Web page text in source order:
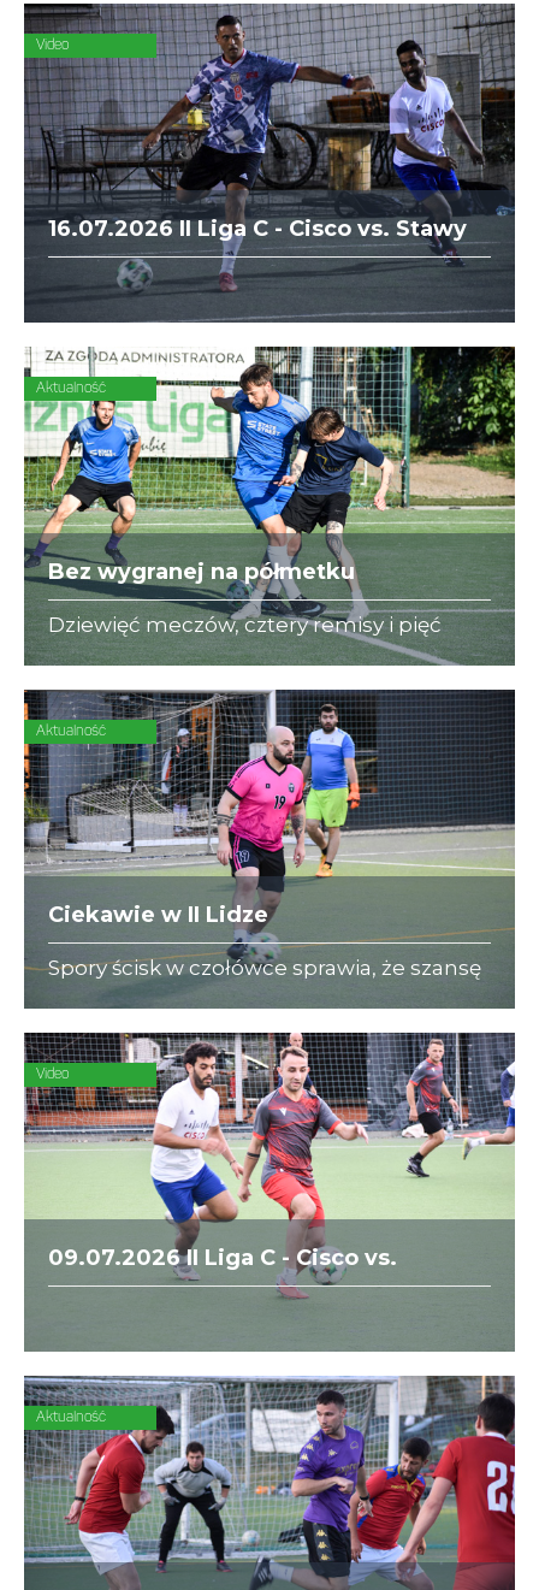
Akcesoria z Korporatami.
Video
16.07.2026 II Liga C - Cisco vs. Stawy
Zjednoczone
Aktualność
Bez wygranej na półmetku
Dziewięć meczów, cztery remisy i pięć
porażek - to bilans State Street w rundzie
wiosennej. O przełamanie złej passy
"Niebiescy" powalczą już w sierpniu
Aktualność
Ciekawie w II Lidze
Spory ścisk w czołówce sprawia, że szansę
na zakończenie rundy na pozycji lidera
mają aż 4 zespoły! Pierwsze GBC o obronę
lokaty powalczy z zawsze groźnym BNP
Paribas.
Video
09.07.2026 II Liga C - Cisco vs.
Chomik Gdów
Aktualność